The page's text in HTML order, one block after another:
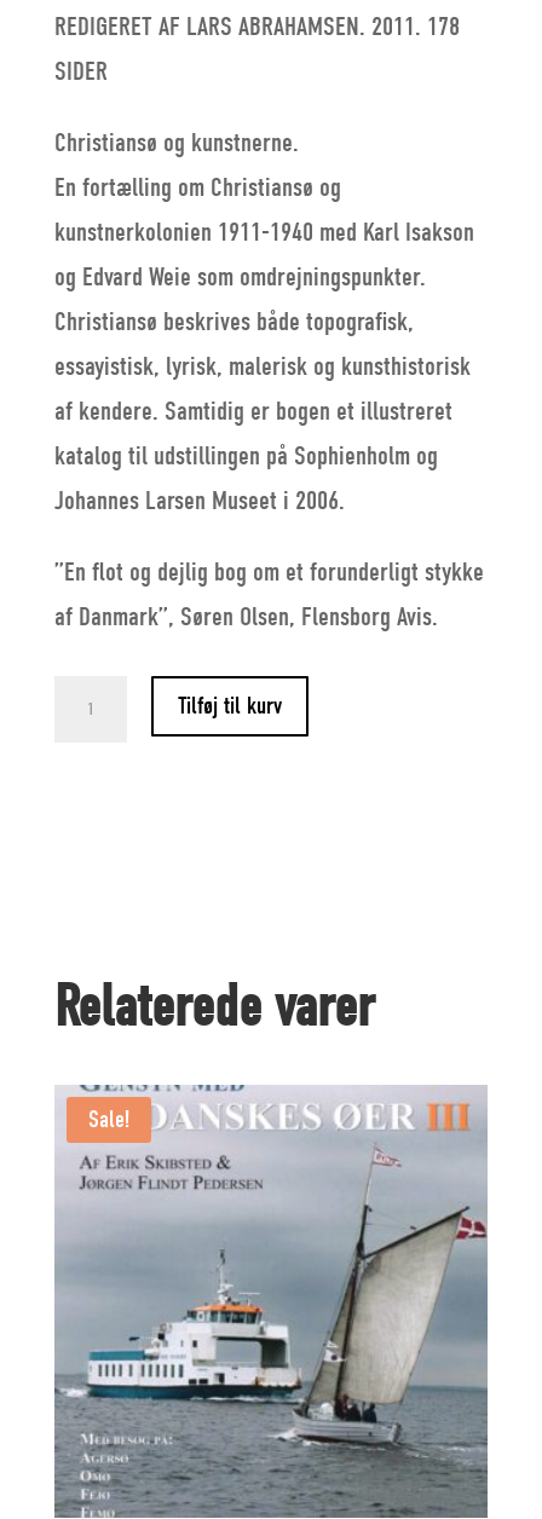
was:
is:
REDIGERET AF LARS ABRAHAMSEN. 2011. 178
SIDER
Christiansø og kunstnerne.
En fortælling om Christiansø og
kunstnerkolonien 1911-1940 med Karl Isakson
og Edvard Weie som omdrejningspunkter.
Christiansø beskrives både topografisk,
essayistisk, lyrisk, malerisk og kunsthistorisk
af kendere. Samtidig er bogen et illustreret
katalog til udstillingen på Sophienholm og
Johannes Larsen Museet i 2006.
”En flot og dejlig bog om et forunderligt stykke
af Danmark”, Søren Olsen, Flensborg Avis.
Sommerskær
Tilføj til kurv
Relaterede varer
Sale!